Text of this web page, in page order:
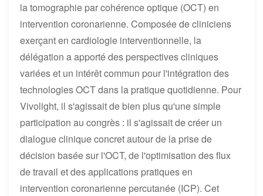
la tomographie par cohérence optique (OCT) en
intervention coronarienne. Composée de cliniciens
exerçant en cardiologie interventionnelle, la
délégation a apporté des perspectives cliniques
variées et un intérêt commun pour l'intégration des
technologies OCT dans la pratique quotidienne. Pour
Vivolight, il s'agissait de bien plus qu'une simple
participation au congrès : il s'agissait de créer un
dialogue clinique concret autour de la prise de
décision basée sur l'OCT, de l'optimisation des flux
de travail et des applications pratiques en
intervention coronarienne percutanée (ICP). Cet